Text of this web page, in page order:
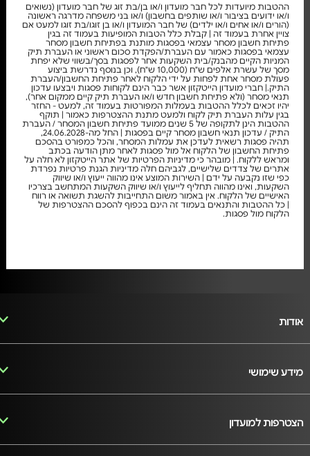
ההטבות מיועדות לכל חבר מועדון ו/או בן/בת זוג של חבר מועדון (נשואים
ו/או ידועים בציבור ו/או שותפים בחשבון) ו/או בני משפחה מדרגה ראשונה
(הורים ו/או אחים ו/או ילדים) של חבר המועדון ו/או בן זוגו/בת זוגו למעט אם
צויין אחרת בעמוד זה | קבלת כלל הטבות המופיעות בעמוד זה בגין
פתיחת חשבון מסחר עצמאי בפסגות מותנת בפתיחת חשבון מסחר
עצמאי בפסגות כאמור עם העברת/הפקדת סכום ראשוני או העברת תיק
המניות הקיים מהבנק/בית השקעות אחר לפסגות בסך/בשווי שלא יפחת
מסך של עשרת אלפים ש"ח (10,000 ש"ח), וכן בנוסף נדרשת ביצוע
פעולת מסחר אחת לפחות על ידי הלקוח לאחר פתיחת החשבון/העברת
התיק.| חברי מועדון הייטקזון אשר כבר הינם לקוחות פסגות ויבצעו עדכון
תנאי מסחר (ולא פתיחת חשבון חדש ו/או העברת תיק קיים ממקום אחר),
יהיו זכאים לכלל ההטבות בעמלות המפורטות בעמוד זה, למעט - החזר
בגין עלות העברת תיק לקוח ולמעט מתנת ההצטרפות כאמור | תוקף
ההטבות הינן לתקופה של 5 שנים ממועד פתיחת חשבון המסחר / העברת
התיק / עדכון תנאי חשבון מסחר קיים בפסגות | החל מה-24.06.2028,
תהיה פסגות רשאית לעדכן את עמלות המסחר, והכל כמפורט בהסכם
פתיחת החשבון של הלקוח אל מול פסגות לאחר מתן הודעה בכתב
ומראש ללקוח. | מובהר כי מדיניות הפרטיות של אתר הייטקזון לא חלה על
אתרים של צדדים שלישיים, לגביהם חלה מדיניות הגנת פרטיות נפרדת
כפי שזו נקבעה על ידם | השירות המוצע אינו מהווה ייעוץ ו/או שיווק
השקעות, ואינו מהווה תחליף לייעוץ ו/או שיווק השקעות המתחשב בצרכיו
האישיים של הלקוח. אין באמור משום התחייבות להשגת תשואה או רווח
| כל ההטבות והתנאים בעמוד זה הינם בכפוף להסכם ההצטרפות של
הלקוח מול פסגות.
אודות
מידע שימושי
הצטרפות למועדון